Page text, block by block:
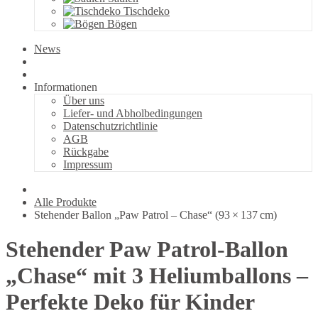
Tischdeko
Bögen
News
Informationen
Über uns
Liefer- und Abholbedingungen
Datenschutzrichtlinie
AGB
Rückgabe
Impressum
Alle Produkte
Stehender Ballon „Paw Patrol – Chase“ (93 × 137 cm)
Stehender Paw Patrol-Ballon
„Chase“ mit 3 Heliumballons –
Perfekte Deko für Kinder